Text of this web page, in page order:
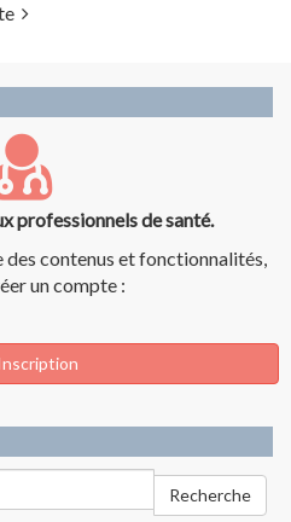
professionnels de santé.
des contenus et fonctionnalités,
un compte :
Recherche